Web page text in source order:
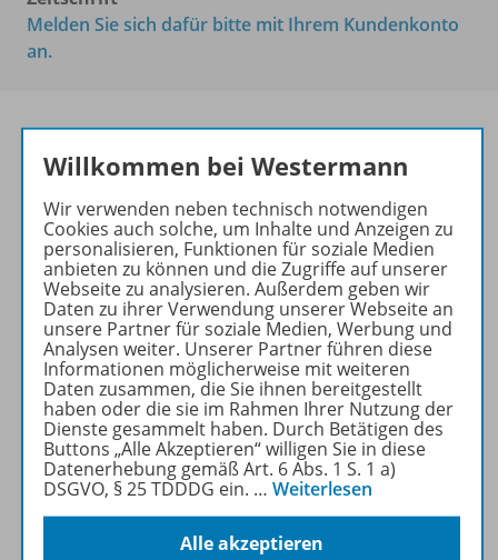
Melden Sie sich dafür bitte mit Ihrem Kundenkonto
an.
Frische Ideen für den
Englischunterricht!
Ihr Wegweiser zu den
wichtigsten Seiten von PRAXIS
ENGLISCH:
zu den Abo-Angeboten
zum Zeitschriftenkiosk
zum Online-Archiv
Mehr zur Zeitschrift
Willkommen bei Westermann
Wir verwenden neben technisch notwendigen
Cookies auch solche, um Inhalte und Anzeigen zu
personalisieren, Funktionen für soziale Medien
anbieten zu können und die Zugriffe auf unserer
Webseite zu analysieren. Außerdem geben wir
Daten zu ihrer Verwendung unserer Webseite an
unsere Partner für soziale Medien, Werbung und
Analysen weiter. Unserer Partner führen diese
Informationen möglicherweise mit weiteren
Daten zusammen, die Sie ihnen bereitgestellt
haben oder die sie im Rahmen Ihrer Nutzung der
Dienste gesammelt haben. Durch Betätigen des
Buttons „Alle Akzeptieren“ willigen Sie in diese
Datenerhebung gemäß Art. 6 Abs. 1 S. 1 a)
DSGVO, § 25 TDDDG ein. … Weiterlesen
Alle akzeptieren